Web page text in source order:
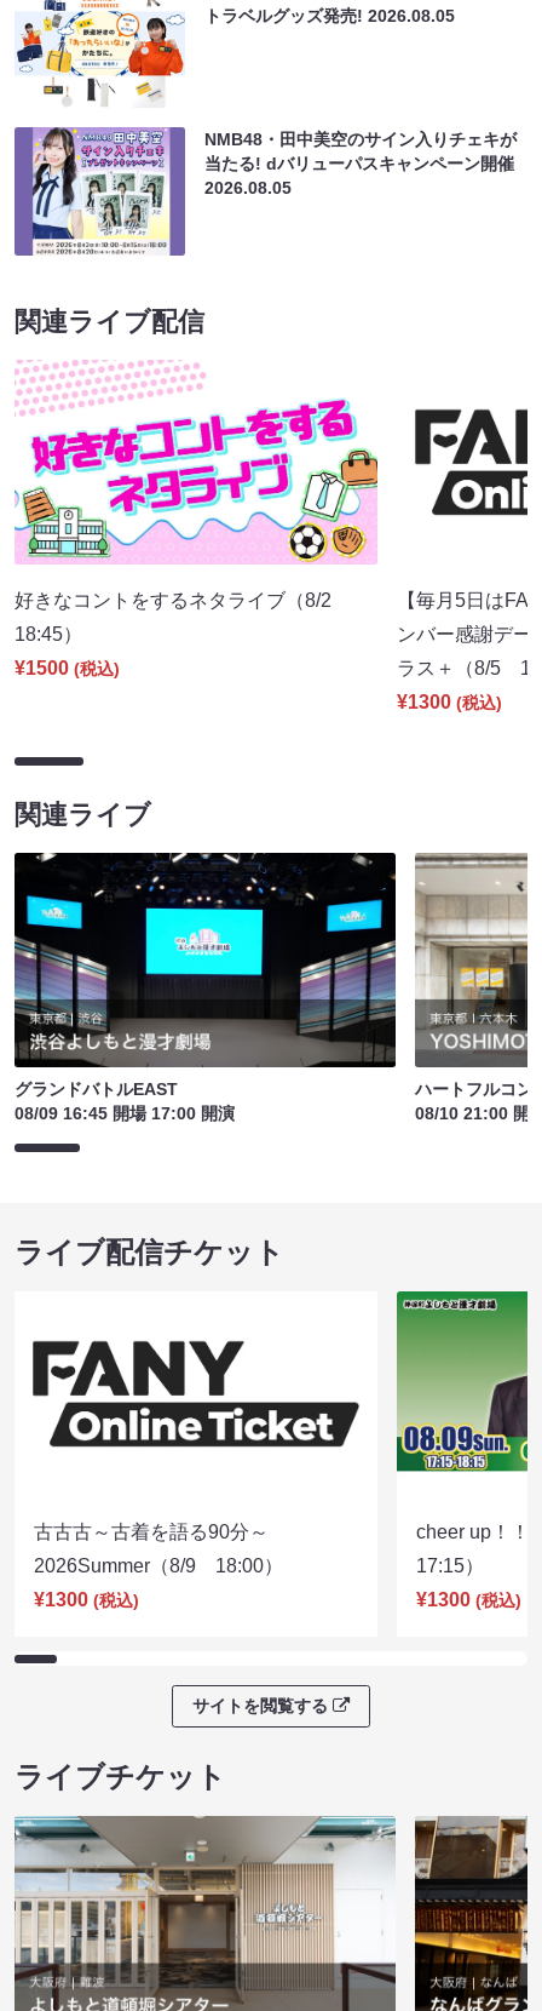
トラベルグッズ発売!2026.08.05
NMB48・田中美空のサイン入りチェキが
当たる! dバリューパスキャンペーン開催
2026.08.05
関連ライブ配信
好きなコントをするネタライブ（8/2
18:45）
¥1500 (税込)
【毎月5日は
ンバー感謝デー
ラス＋（8/5
¥1300 (税込)
関連ライブ
グランドバトルEAST
08/09 16:45 開場 17:00 開演
ハートフルコン
08/10 21:00 開
ライブ配信チケット
古古古～古着を語る90分～
2026Summer（8/9 18:00）
¥1300 (税込)
cheer up！
17:15）
¥1300 (税込)
サイトを閲覧する
ライブチケット